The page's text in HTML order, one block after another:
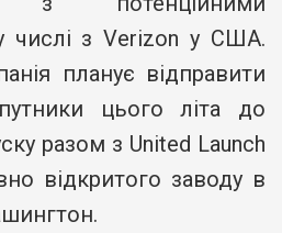
числі з Verizon у США.
планує відправити
цього літа до
разом з United Launch
відкритого заводу в